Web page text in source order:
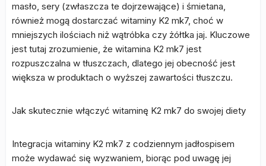
masło, sery (zwłaszcza te dojrzewające) i śmietana,
również mogą dostarczać witaminy K2 mk7, choć w
mniejszych ilościach niż wątróbka czy żółtka jaj. Kluczowe
jest tutaj zrozumienie, że witamina K2 mk7 jest
rozpuszczalna w tłuszczach, dlatego jej obecność jest
większa w produktach o wyższej zawartości tłuszczu.
Jak skutecznie włączyć witaminę K2 mk7 do swojej diety
Integracja witaminy K2 mk7 z codziennym jadłospisem
może wydawać się wyzwaniem, biorąc pod uwagę jej